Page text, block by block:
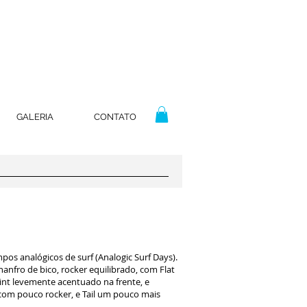
GALERIA CONTATO
analógicos de surf (Analogic Surf Days).
de bico, rocker equilibrado, com Flat
levemente acentuado na frente, e
pouco rocker, e Tail um pouco mais